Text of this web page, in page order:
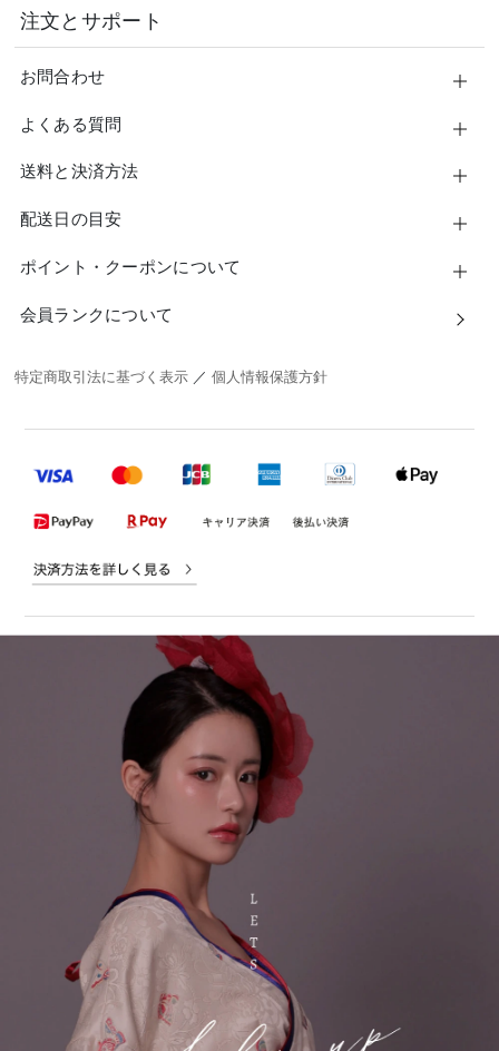
注文とサポート
お問合わせ
よくある質問
送料と決済方法
配送日の目安
ポイント・クーポンについて
会員ランクについて
特定商取引法に基づく表示 ／個人情報保護方針